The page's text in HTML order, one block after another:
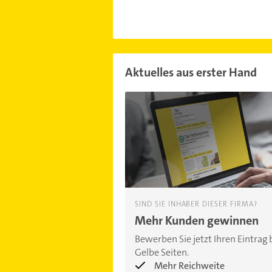
Aktuelles aus erster Hand
SIND SIE INHABER DIESER FIRMA?
Mehr Kunden gewinnen
Bewerben Sie jetzt Ihren Eintrag
Gelbe Seiten.
Mehr Reichweite